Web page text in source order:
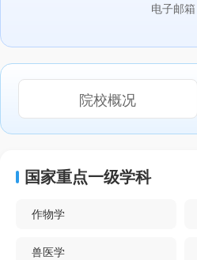
电子邮
院校概况
国家重点一级学科
作物学
兽医学